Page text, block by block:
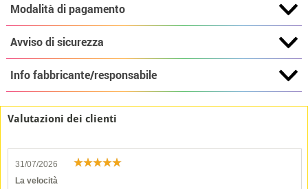
Modalità di pagamento
Avviso di sicurezza
Info fabbricante/responsabile
Valutazioni dei clienti
31/07/2026
La velocità